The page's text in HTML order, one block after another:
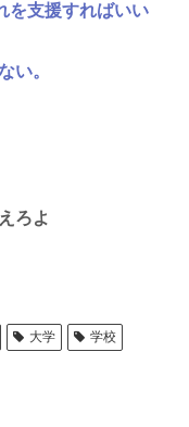
を支援すればいい
い。
ろよ
大学
学校